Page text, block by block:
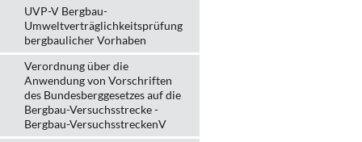
UVP-V Bergbau-
Umweltverträglichkeits­prüfung
bergbau­licher Vorhaben
Verordnung über die
Anwendung von Vorschriften
des Bundesberggesetzes auf die
Bergbau-Versuchsstrecke -
Bergbau-VersuchsstreckenV